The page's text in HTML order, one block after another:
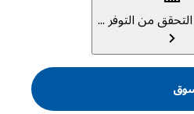
من التوفر ...